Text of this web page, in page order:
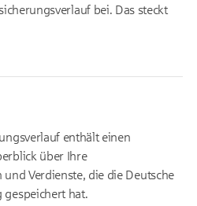
bei. Das steckt
enthält einen
über Ihre
und Verdienste, die die Deutsche
gespeichert hat.